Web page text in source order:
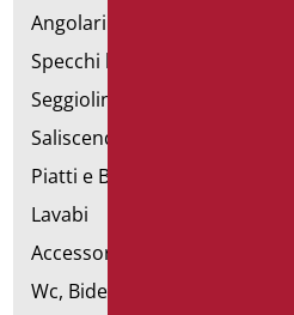
Angolari doccia e vasca
Specchi bagno
Seggiolini vasca e doccia
Saliscendi doccia di sostegno
Piatti e Box Doccia
Lavabi
Accessori per Lavabo
Wc, Bidet e pareti attrezzate